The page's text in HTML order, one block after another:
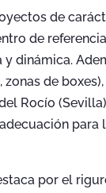
de
de
dinámica.
de
Rocío
por el